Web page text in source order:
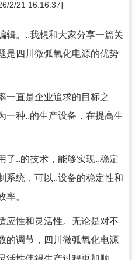
2/21 16:16:37]
辑。..我想和大家分享一篇关
是四川微弧氧化电源的优势
一直是企业追求的目标之
一种..的生产设备，在提高生
了..的技术，能够实现..稳定
系统，可以..设备的稳定性和
率。
应性和灵活性。无论是对不
的调节，四川微弧氧化电源